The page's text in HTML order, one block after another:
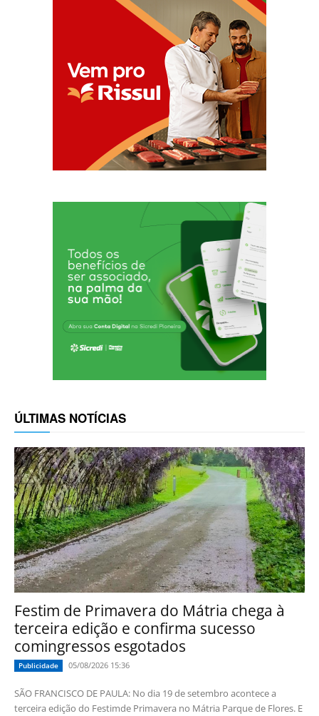
ÚLTIMAS NOTÍCIAS
Festim de Primavera do Mátria chega à
terceira edição e confirma sucesso
comingressos esgotados
Publicidade 05/08/2026 15:36
SÃO FRANCISCO DE PAULA: No dia 19 de setembro acontece a
terceira edição do Festimde Primavera no Mátria Parque de Flores. E